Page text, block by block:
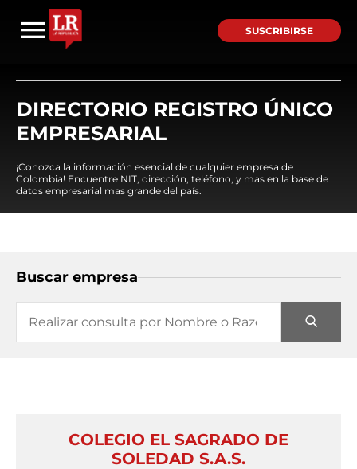
SUSCRIBIRSE
DIRECTORIO REGISTRO ÚNICO
EMPRESARIAL
¡Conozca la información esencial de cualquier empresa de
Colombia! Encuentre NIT, dirección, teléfono, y mas en la base de
datos empresarial mas grande del país.
Buscar empresa
COLEGIO EL SAGRADO DE
SOLEDAD S.A.S.